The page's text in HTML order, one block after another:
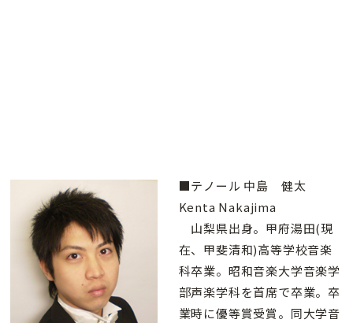
■テノール 中島 健太
Kenta Nakajima
山梨県出身。甲府湯田(現
在、甲斐清和)高等学校音楽
科卒業。昭和音楽大学音楽学
部声楽学科を首席で卒業。卒
業時に優等賞受賞。同大学音